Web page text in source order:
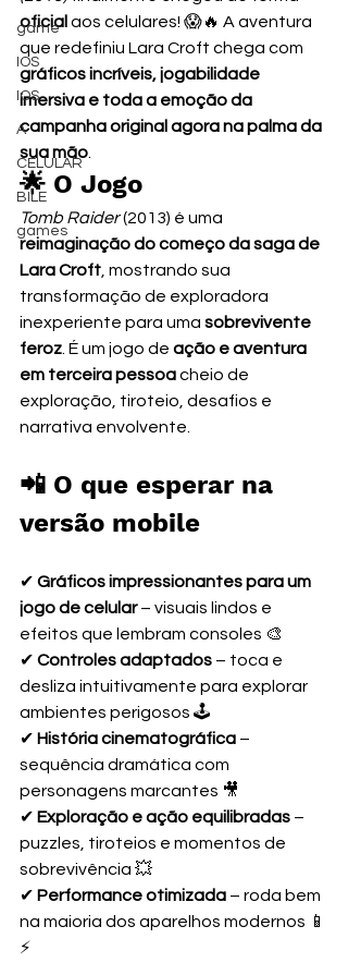
game
IOS
IOS
A
CELULAR
BILE
games
oficial aos celulares! 😱🔥 A aventura
que redefiniu Lara Croft chega com
gráficos incríveis, jogabilidade
imersiva e toda a emoção da
campanha original agora na palma da
sua mão
🌟 O Jogo
Tomb Raider (2013) é uma
reimaginação do começo da saga de
Lara Croft , mostrando sua
transformação de exploradora
inexperiente para uma sobrevivente
feroz . É um jogo de ação e aventura
em terceira pessoa cheio de
exploração, tiroteio, desafios e
narrativa envolvente.
📲 O que esperar na
versão mobile
✔ Gráficos impressionantes para um
jogo de celular – visuais lindos e
efeitos que lembram consoles 🎨
✔ Controles adaptados – toca e
desliza intuitivamente para explorar
ambientes perigosos 🕹️
✔ História cinematográfica –
sequência dramática com
personagens marcantes 🎥
✔ Exploração e ação equilibradas –
puzzles, tiroteios e momentos de
sobrevivência 💥
✔ Performance otimizada – roda bem
na maioria dos aparelhos modernos 📱
⚡